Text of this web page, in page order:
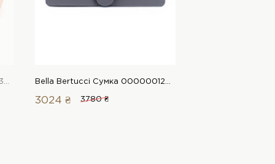
3024 ₴ 3780 ₴